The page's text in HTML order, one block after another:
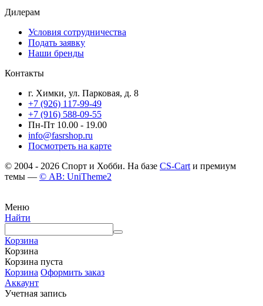
Дилерам
Условия сотрудничества
Подать заявку
Наши бренды
Контакты
г. Химки, ул. Парковая, д. 8
+7 (926) 117-99-49
+7 (916) 588-09-55
Пн-Пт 10.00 - 19.00
info@fasrshop.ru
Посмотреть на карте
© 2004 - 2026 Спорт и Хобби. На базе CS-Cart и премиум
темы — © AB: UniTheme2
Меню
Найти
Корзина
Корзина
Корзина пуста
Корзина Оформить заказ
Аккаунт
Учетная запись